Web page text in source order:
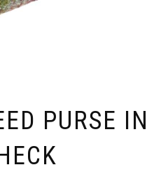
PURSE IN